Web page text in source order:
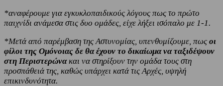
*αναφέρουμε για εγκυκλοπαιδικούς λόγους πως το πρώτο
παιχνίδι ανάμεσα στις δυο ομάδες, είχε λήξει ισόπαλο με 1-1.
*Μετά από παρέμβαση της Αστυνομίας, υπενθυμίζουμε, πως οι
φίλοι της Ομόνοιας δε θα έχουν το δικαίωμα να ταξιδέψουν
στη Περιστερώνακαι να στηρίξουν την ομάδα τους στη
προσπάθειά της, καθώς υπάρχει κατά τις Αρχές, υψηλή
επικινδυνότητα.